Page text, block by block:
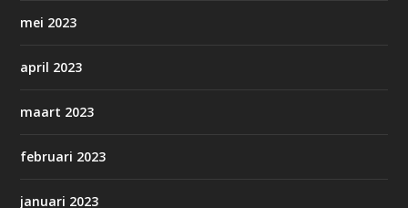
mei 2023
april 2023
maart 2023
februari 2023
januari 2023